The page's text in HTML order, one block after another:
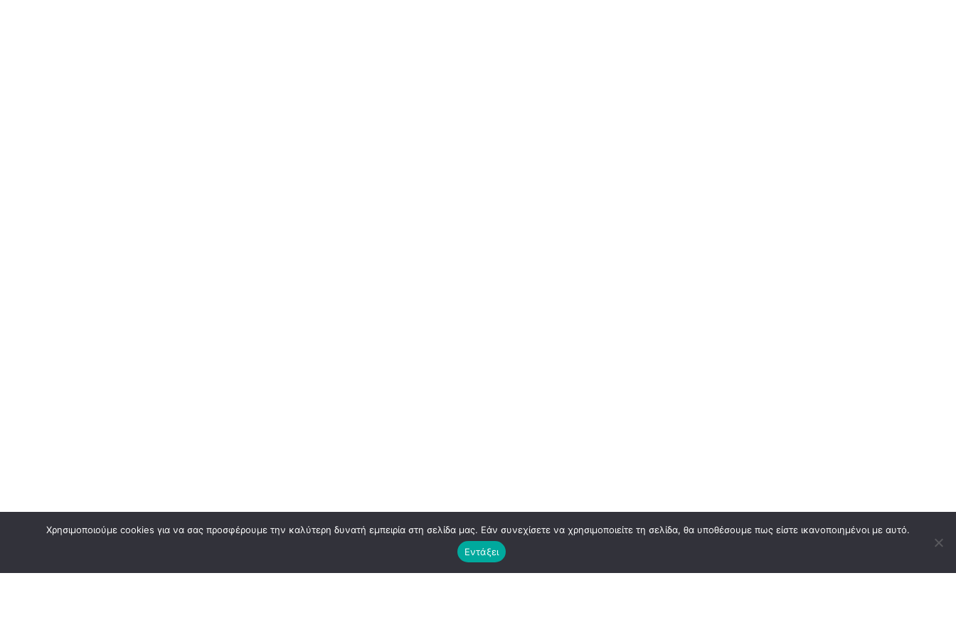
Χρησιμοποιούμε cookies για να σας προσφέρουμε την καλύτερη δυνατή εμπειρία στη σελίδα μας. Εάν συνεχίσετε να χρησιμοποιείτε τη σελίδα, θα υποθέσουμε πως είστε ικανοποιημένοι με αυτό.
Εντάξει